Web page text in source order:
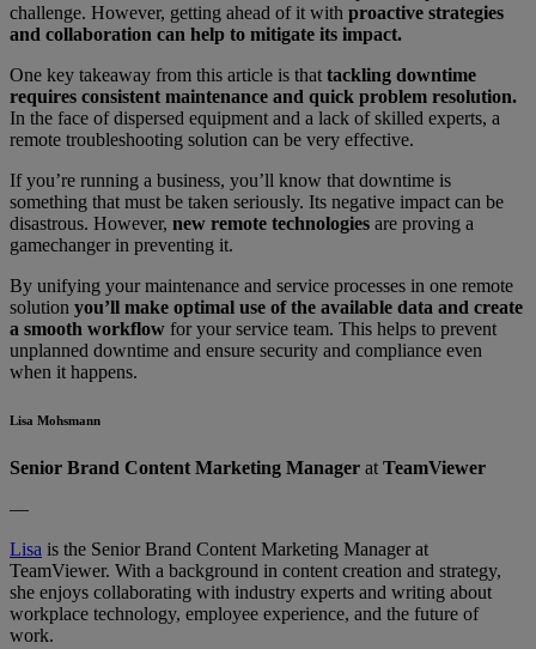
challenge. However, getting ahead of it with proactive strategies
and collaboration can help to mitigate its impact.
One key takeaway from this article is that tackling downtime
requires consistent maintenance and quick problem resolution.
In the face of dispersed equipment and a lack of skilled experts, a
remote troubleshooting solution can be very effective.
If you’re running a business, you’ll know that downtime is
something that must be taken seriously. Its negative impact can be
disastrous. However, new remote technologies are proving a
gamechanger in preventing it.
By unifying your maintenance and service processes in one remote
solution you’ll make optimal use of the available data and create
a smooth workflow for your service team. This helps to prevent
unplanned downtime and ensure security and compliance even
when it happens.
Lisa Mohsmann
Senior Brand Content Marketing Manager at TeamViewer
—
Lisa is the Senior Brand Content Marketing Manager at
TeamViewer. With a background in content creation and strategy,
she enjoys collaborating with industry experts and writing about
workplace technology, employee experience, and the future of
work.